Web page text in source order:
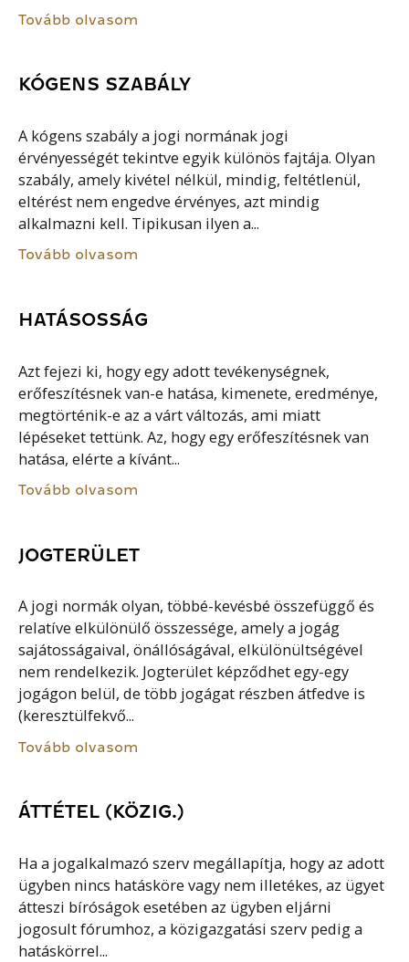
Tovább olvasom
KÓGENS SZABÁLY
A kógens szabály a jogi normának jogi
érvényességét tekintve egyik különös fajtája. Olyan
szabály, amely kivétel nélkül, mindig, feltétlenül,
eltérést nem engedve érvényes, azt mindig
alkalmazni kell. Tipikusan ilyen a...
Tovább olvasom
HATÁSOSSÁG
Azt fejezi ki, hogy egy adott tevékenységnek,
erőfeszítésnek van-e hatása, kimenete, eredménye,
megtörténik-e az a várt változás, ami miatt
lépéseket tettünk. Az, hogy egy erőfeszítésnek van
hatása, elérte a kívánt...
Tovább olvasom
JOGTERÜLET
A jogi normák olyan, többé-kevésbé összefüggő és
relatíve elkülönülő összessége, amely a jogág
sajátosságaival, önállóságával, elkülönültségével
nem rendelkezik. Jogterület képződhet egy-egy
jogágon belül, de több jogágat részben átfedve is
(keresztülfekvő...
Tovább olvasom
ÁTTÉTEL (KÖZIG.)
Ha a jogalkalmazó szerv megállapítja, hogy az adott
ügyben nincs hatásköre vagy nem illetékes, az ügyet
átteszi bíróságok esetében az ügyben eljárni
jogosult fórumhoz, a közigazgatási szerv pedig a
hatáskörrel...